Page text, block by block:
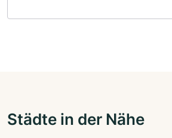
Städte in der Nähe